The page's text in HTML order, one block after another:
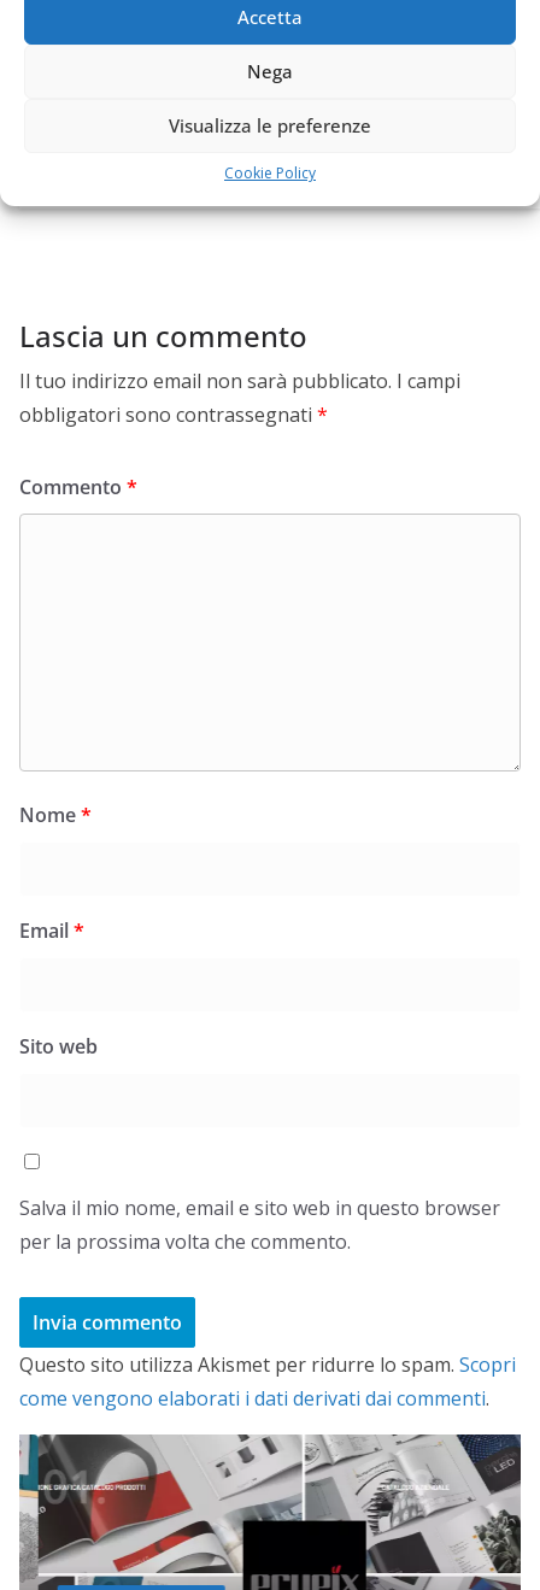
Accetta
Nega
Visualizza le preferenze
Cookie Policy
messa in sicurezza e ovviamente scrivo contenuti
dedicati affinché i siti web dei miei clienti siano sempre
concorrenza. Seguimi sul mio profilo Facebook:
https://www.facebook.com/balsamofelice
Lascia un commento
Il tuo indirizzo email non sarà pubblicato. I campi
obbligatori sono contrassegnati *
Commento *
Nome*
Email*
Sito web
Salva il mio nome, email e sito web in questo browser
per la prossima volta che commento.
Questo sito utilizza Akismet per ridurre lo spam. Scopri
come vengono elaborati i dati derivati dai commenti.